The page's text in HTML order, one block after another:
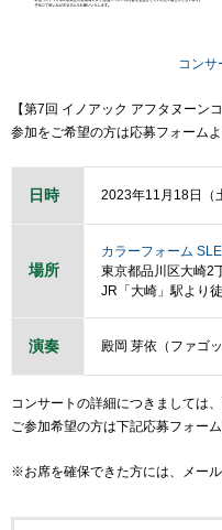
コンサ
【第7回 イノアック アフタヌーン
参加をご希望の方は応募フォーム
日時 2023年11月18日
場所
カラーフォーム
東京都品川区大崎2
JR「大崎」駅より
演奏 殿岡 芽依（ファゴ
コンサートの詳細につきましては
ご参加希望の方は下記応募フォー
※お席を確保できた方には、メール